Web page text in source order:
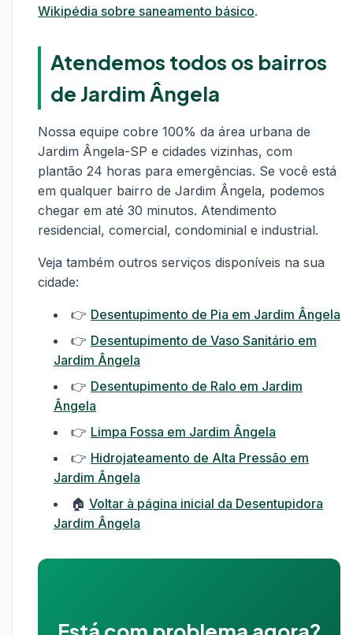
Wikipédia sobre saneamento básico.
Atendemos todos os bairros
de Jardim Ângela
Nossa equipe cobre 100% da área urbana de
Jardim Ângela-SP e cidades vizinhas, com
plantão 24 horas para emergências. Se você está
em qualquer bairro de Jardim Ângela, podemos
chegar em até 30 minutos. Atendimento
residencial, comercial, condominial e industrial.
Veja também outros serviços disponíveis na sua
cidade:
👉 Desentupimento de Pia em Jardim Ângela
👉 Desentupimento de Vaso Sanitário em
Jardim Ângela
👉 Desentupimento de Ralo em Jardim
Ângela
👉 Limpa Fossa em Jardim Ângela
👉 Hidrojateamento de Alta Pressão em
Jardim Ângela
🏠 Voltar à página inicial da Desentupidora
Jardim Ângela